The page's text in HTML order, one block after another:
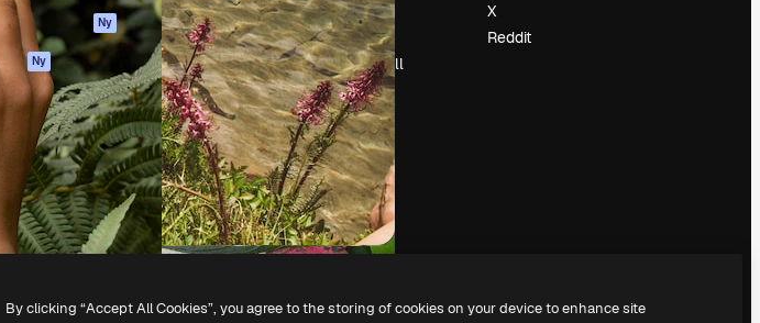
för
ChatGPT
Ny
Ny
Magnific-
Cookies policy
Förtroendecenter
Affiliates
Företag
Händelser
Slidesgo
Sälj innehåll
Pressrum
Söker efter
magnific.ai
X
Reddit
reserverade
By clicking “Accept All Cookies”, you agree to the storing of cookies on your device to enhance site